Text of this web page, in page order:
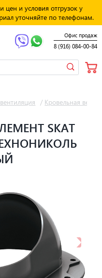
и условия отгрузок у
уточняйте по телефонам.
Офис продаж
8 (916) 084-00-84
/ Кровельная
SKAT